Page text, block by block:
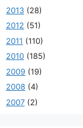
2013 (28)
2012 (51)
2011 (110)
2010 (185)
2009 (19)
2008 (4)
2007 (2)